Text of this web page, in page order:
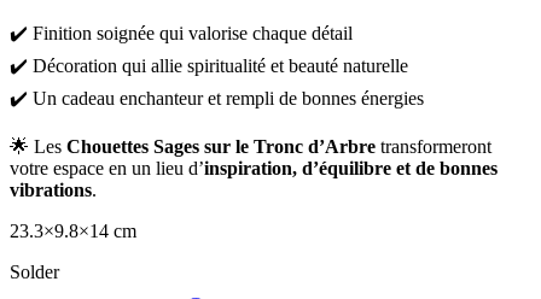
✔️ Finition soignée qui valorise chaque détail
✔️ Décoration qui allie spiritualité et beauté naturelle
✔️ Un cadeau enchanteur et rempli de bonnes énergies
🌟 Les Chouettes Sages sur le Tronc d’Arbre transformeront
votre espace en un lieu d’inspiration, d’équilibre et de bonnes
vibrations.
23.3×9.8×14 cm
Solder